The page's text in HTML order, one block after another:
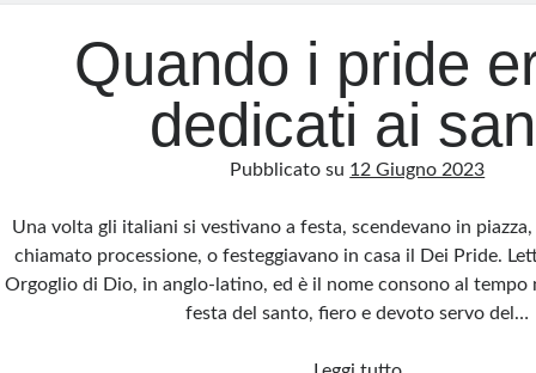
Quando i pride
dedicati ai
Pubblicato su 12 Giugno 2023
Una volta gli italiani si vestivano a festa, scendevano in
chiamato processione, o festeggiavano in casa il Dei Pride.
Orgoglio di Dio, in anglo-latino, ed è il nome consono al tempo
festa del santo, fiero e devoto servo del…